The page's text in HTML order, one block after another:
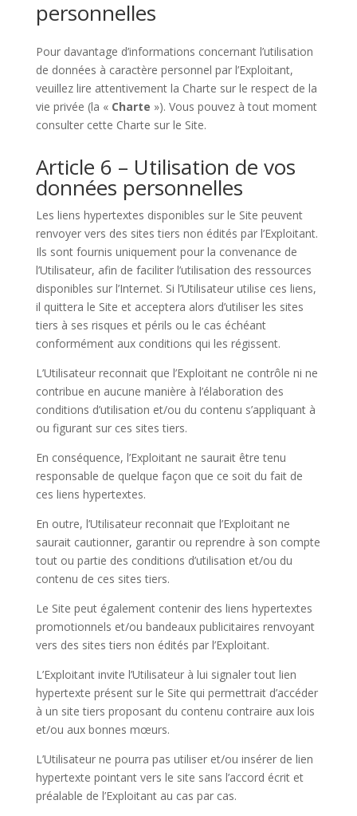
personnelles
Pour davantage d’informations concernant l’utilisation
de données à caractère personnel par l’Exploitant,
veuillez lire attentivement la Charte sur le respect de la
vie privée (la « Charte »). Vous pouvez à tout moment
consulter cette Charte sur le Site.
Article 6 – Utilisation de vos
données personnelles
Les liens hypertextes disponibles sur le Site peuvent
renvoyer vers des sites tiers non édités par l’Exploitant.
Ils sont fournis uniquement pour la convenance de
l’Utilisateur, afin de faciliter l’utilisation des ressources
disponibles sur l’Internet. Si l’Utilisateur utilise ces liens,
il quittera le Site et acceptera alors d’utiliser les sites
tiers à ses risques et périls ou le cas échéant
conformément aux conditions qui les régissent.
L’Utilisateur reconnait que l’Exploitant ne contrôle ni ne
contribue en aucune manière à l’élaboration des
conditions d’utilisation et/ou du contenu s’appliquant à
ou figurant sur ces sites tiers.
En conséquence, l’Exploitant ne saurait être tenu
responsable de quelque façon que ce soit du fait de
ces liens hypertextes.
En outre, l’Utilisateur reconnait que l’Exploitant ne
saurait cautionner, garantir ou reprendre à son compte
tout ou partie des conditions d’utilisation et/ou du
contenu de ces sites tiers.
Le Site peut également contenir des liens hypertextes
promotionnels et/ou bandeaux publicitaires renvoyant
vers des sites tiers non édités par l’Exploitant.
L’Exploitant invite l’Utilisateur à lui signaler tout lien
hypertexte présent sur le Site qui permettrait d’accéder
à un site tiers proposant du contenu contraire aux lois
et/ou aux bonnes mœurs.
L’Utilisateur ne pourra pas utiliser et/ou insérer de lien
hypertexte pointant vers le site sans l’accord écrit et
préalable de l’Exploitant au cas par cas.